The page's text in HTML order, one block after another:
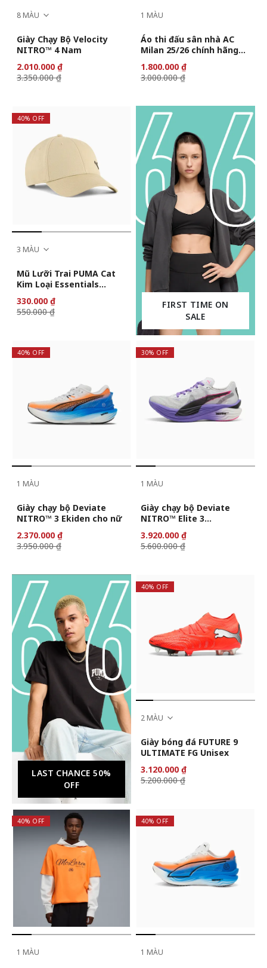
8 MÀU
Giày Chạy Bộ Velocity
NITRO™ 4 Nam
2.010.000 ₫
3.350.000 ₫
1 MÀU
Áo thi đấu sân nhà AC
Milan 25/26 chính hãng
1.800.000 ₫
3.000.000 ₫
40% OFF
3 MÀU
Mũ Lưỡi Trai PUMA Cat
Kim Loại Essentials
Elevated
330.000 ₫
550.000 ₫
FIRST TIME ON
SALE
40% OFF
1 MÀU
Giày chạy bộ Deviate
NITRO™ 3 Ekiden cho nữ
2.370.000 ₫
3.950.000 ₫
30% OFF
1 MÀU
Giày chạy bộ Deviate
NITRO™ Elite 3
DIGITOKYO dành cho nữ
3.920.000 ₫
5.600.000 ₫
LAST CHANCE 50%
OFF
40% OFF
2 MÀU
Giày bóng đá FUTURE 9
ULTIMATE FG Unisex
3.120.000 ₫
5.200.000 ₫
40% OFF
1 MÀU
40% OFF
1 MÀU